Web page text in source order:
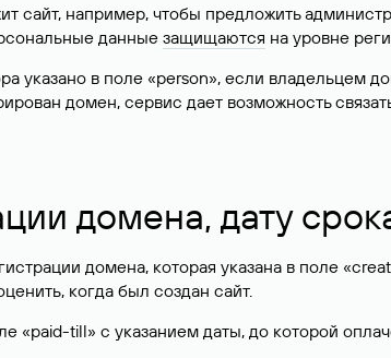
сайт, например, чтобы предложить
данные защищаются на уровне
указано в поле «person», если владельцем
домен, сервис дает возможность
домена, дату
домена, которая указана в поле
когда был создан сайт.
till» с указанием даты, до которой